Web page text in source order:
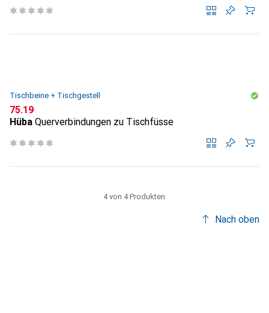
Tischbeine + Tischgestell
CHF
75.19
Hüba Querverbindungen zu Tischfüsse
4 von 4 Produkten
Nach oben